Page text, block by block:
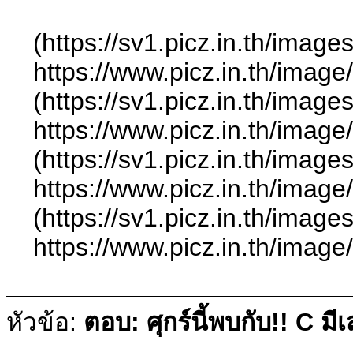
(https://sv1.picz.in.th/
https://www.picz.in.th/
(https://sv1.picz.in.th/
https://www.picz.in.th/
(https://sv1.picz.in.th/
https://www.picz.in.th/
(https://sv1.picz.in.th/
https://www.picz.in.th/
หัวข้อ: ตอบ: ศุกร์นี้พบกับ!! C มี